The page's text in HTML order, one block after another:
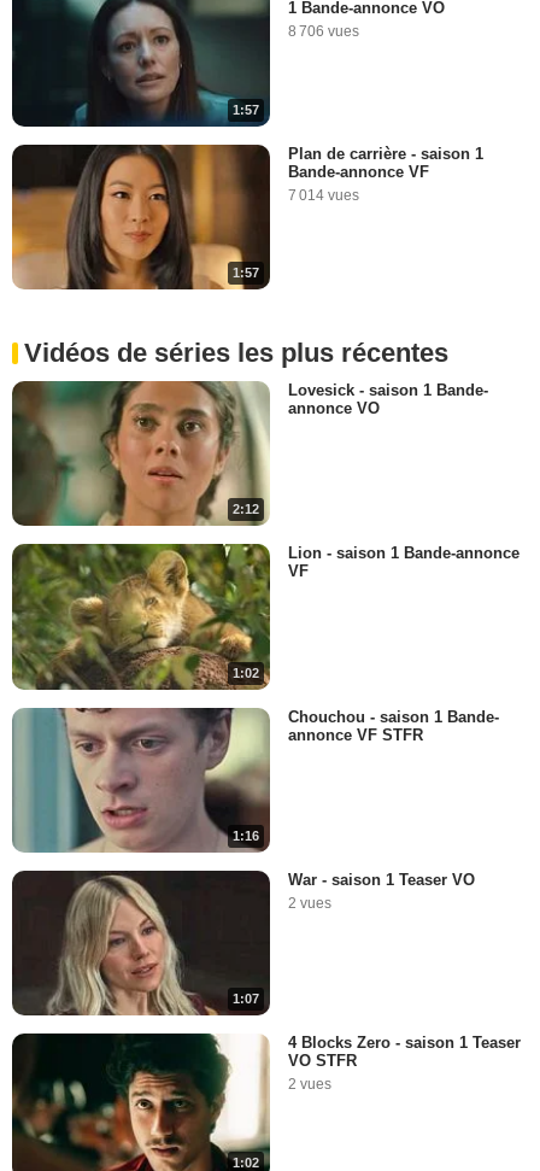
1:57
1 Bande-annonce VO
8 706 vues
1:57
Plan de carrière - saison 1
Bande-annonce VF
7 014 vues
Vidéos de séries les plus récentes
2:12
Lovesick - saison 1 Bande-
annonce VO
1:02
Lion - saison 1 Bande-annonce
VF
1:16
Chouchou - saison 1 Bande-
annonce VF STFR
1:07
War - saison 1 Teaser VO
2 vues
1:02
4 Blocks Zero - saison 1 Teaser
VO STFR
2 vues